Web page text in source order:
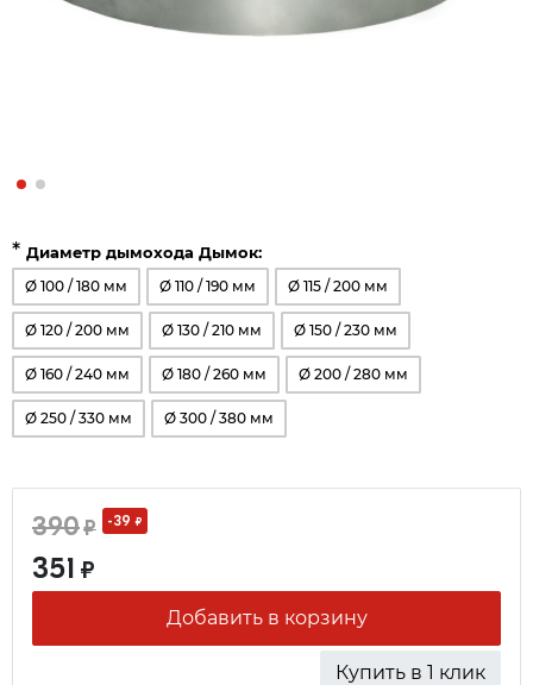
* Диаметр дымохода Дымок:
Ø 100 / 180 мм Ø 110 / 190 мм Ø 115 / 200 мм
Ø 120 / 200 мм Ø 130 / 210 мм Ø 150 / 230 мм
Ø 160 / 240 мм Ø 180 / 260 мм Ø 200 / 280 мм
Ø 250 / 330 мм Ø 300 / 380 мм
390₽ -39 ₽
351 ₽
Добавить в корзину
Купить в 1 клик